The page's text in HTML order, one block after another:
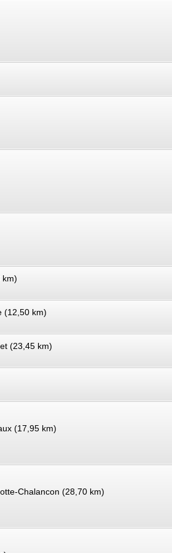
km)
(12,50 km)
(23,45 km)
(17,95 km)
Chalancon (28,70 km)